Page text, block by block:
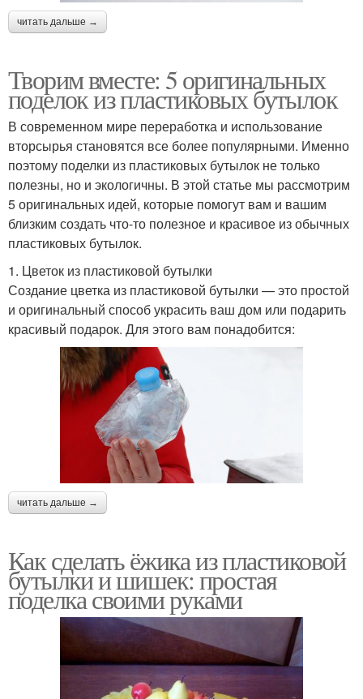
читать дальше →
Творим вместе: 5 оригинальных
поделок из пластиковых бутылок
В современном мире переработка и использование
вторсырья становятся все более популярными. Именно
поэтому поделки из пластиковых бутылок не только
полезны, но и экологичны. В этой статье мы рассмотрим
5 оригинальных идей, которые помогут вам и вашим
близким создать что-то полезное и красивое из обычных
пластиковых бутылок.
1. Цветок из пластиковой бутылки
Создание цветка из пластиковой бутылки — это простой
и оригинальный способ украсить ваш дом или подарить
красивый подарок. Для этого вам понадобится:
читать дальше →
Как сделать ёжика из пластиковой
бутылки и шишек: простая
поделка своими руками